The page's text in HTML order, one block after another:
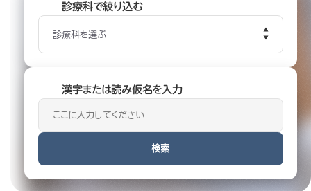
診療科で絞り込む
診療科を選ぶ
漢字または読み仮名を入力
検索